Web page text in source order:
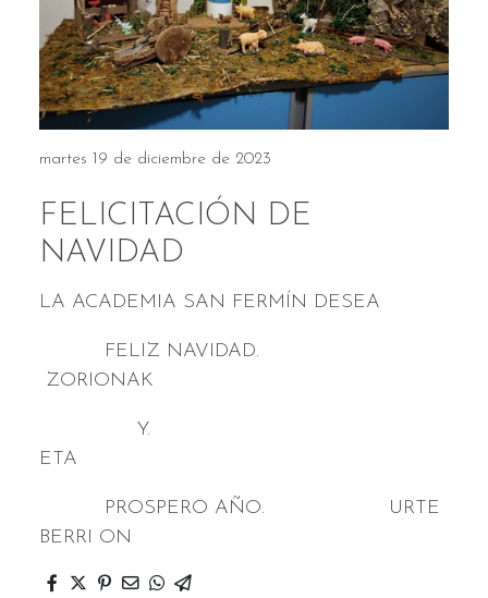
martes 19 de diciembre de 2023
FELICITACIÓN DE
NAVIDAD
LA ACADEMIA SAN FERMÍN DESEA
FELIZ NAVIDAD.
ZORIONAK
Y.
ETA
PROSPERO AÑO. URTE
BERRI ON